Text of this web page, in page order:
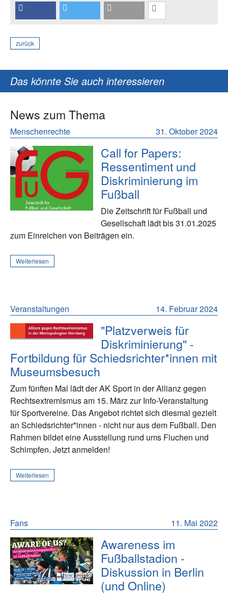
zurück
Das könnte Sie auch interessieren
News zum Thema
31. Oktober 2024
Menschenrechte
Call for Papers:
Ressentiment und
Diskriminierung im
Fußball
Die Zeitschrift für Fußball und
Gesellschaft lädt bis 31.01.2025
zum Einreichen von Beiträgen ein.
Weiterlesen
14. Februar 2024
Veranstaltungen
"Platzverweis für
Diskriminierung" -
Fortbildung für Schiedsrichter*innen mit
Museumsbesuch
Zum fünften Mal lädt der AK Sport in der Allianz gegen
Rechtsextremismus am 15. März zur Info-Veranstaltung
für Sportvereine. Das Angebot richtet sich diesmal gezielt
an Schiedsrichter*innen - nicht nur aus dem Fußball. Den
Rahmen bildet eine Ausstellung rund ums Fluchen und
Schimpfen. Jetzt anmelden!
Weiterlesen
11. Mai 2022
Fans
Awareness im
Fußballstadion -
Diskussion in Berlin
(und Online)